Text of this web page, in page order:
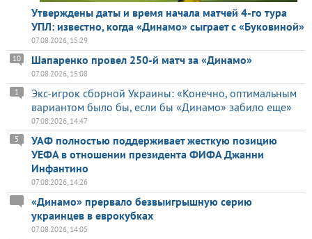
Утверждены даты и время начала матчей 4-го тура
УПЛ: известно, когда «Динамо» сыграет с «Буковиной»
07.08.2026, 15:29
Шапаренко провел 250-й матч за «Динамо»
10
07.08.2026, 15:08
Экс-игрок сборной Украины: «Конечно, оптимальным
вариантом было бы, если бы «Динамо» забило еще»
1
07.08.2026, 14:47
УАФ полностью поддерживает жесткую позицию
УЕФА в отношении президента ФИФА Джанни
Инфантино
5
07.08.2026, 14:26
«Динамо» прервало безвыигрышную серию
украинцев в еврокубках
07.08.2026, 14:05